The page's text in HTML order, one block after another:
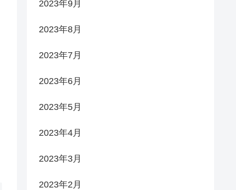
2023年9月
2023年8月
2023年7月
2023年6月
2023年5月
2023年4月
2023年3月
2023年2月